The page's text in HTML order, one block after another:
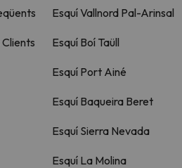
Esquí Vallnord Pal-Arinsal
Esquí Boí Taüll
Esquí Port Ainé
Esquí Baqueira Beret
Esquí Sierra Nevada
Esquí La Molina